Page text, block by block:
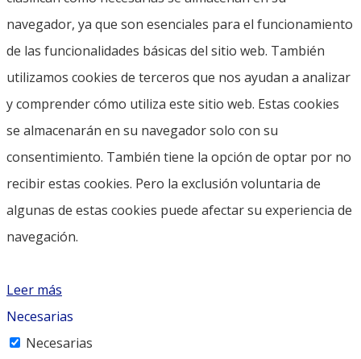
navegador, ya que son esenciales para el funcionamiento
de las funcionalidades básicas del sitio web. También
utilizamos cookies de terceros que nos ayudan a analizar
y comprender cómo utiliza este sitio web. Estas cookies
se almacenarán en su navegador solo con su
consentimiento. También tiene la opción de optar por no
recibir estas cookies. Pero la exclusión voluntaria de
algunas de estas cookies puede afectar su experiencia de
navegación.
Leer más
Necesarias
Necesarias